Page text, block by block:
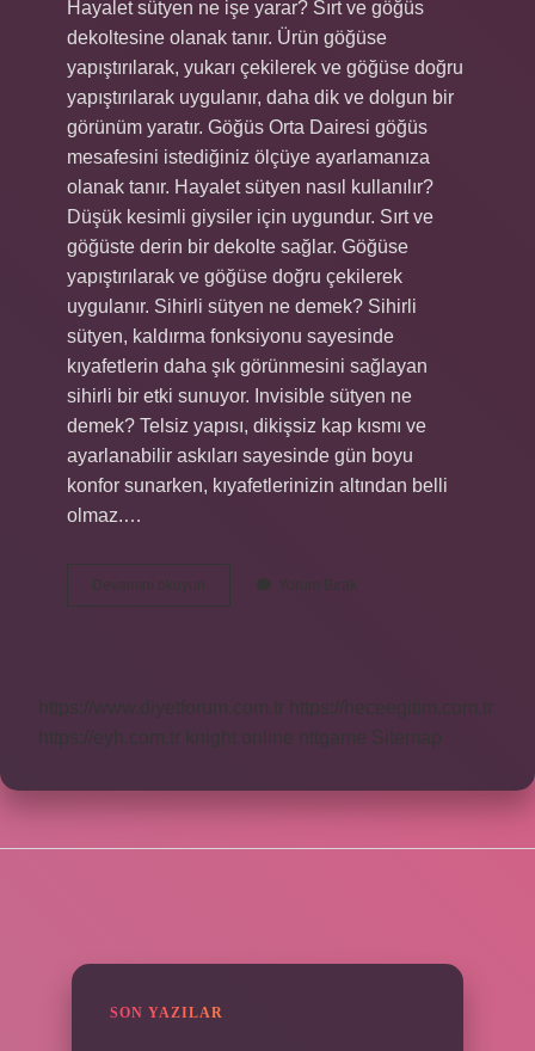
Hayalet sütyen ne işe yarar? Sırt ve göğüs
dekoltesine olanak tanır. Ürün göğüse
yapıştırılarak, yukarı çekilerek ve göğüse doğru
yapıştırılarak uygulanır, daha dik ve dolgun bir
görünüm yaratır. Göğüs Orta Dairesi göğüs
mesafesini istediğiniz ölçüye ayarlamanıza
olanak tanır. Hayalet sütyen nasıl kullanılır?
Düşük kesimli giysiler için uygundur. Sırt ve
göğüste derin bir dekolte sağlar. Göğüse
yapıştırılarak ve göğüse doğru çekilerek
uygulanır. Sihirli sütyen ne demek? Sihirli
sütyen, kaldırma fonksiyonu sayesinde
kıyafetlerin daha şık görünmesini sağlayan
sihirli bir etki sunuyor. Invisible sütyen ne
demek? Telsiz yapısı, dikişsiz kap kısmı ve
ayarlanabilir askıları sayesinde gün boyu
konfor sunarken, kıyafetlerinizin altından belli
olmaz.…
Devamını okuyun
Sütyen
Yorum Bırak
https://www.diyetforum.com.tr
https://heceegitim.com.tr
https://eyh.com.tr
knight online nttgame Sitemap
SON YAZILAR